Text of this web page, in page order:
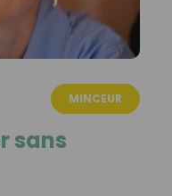
MINCEUR
sans